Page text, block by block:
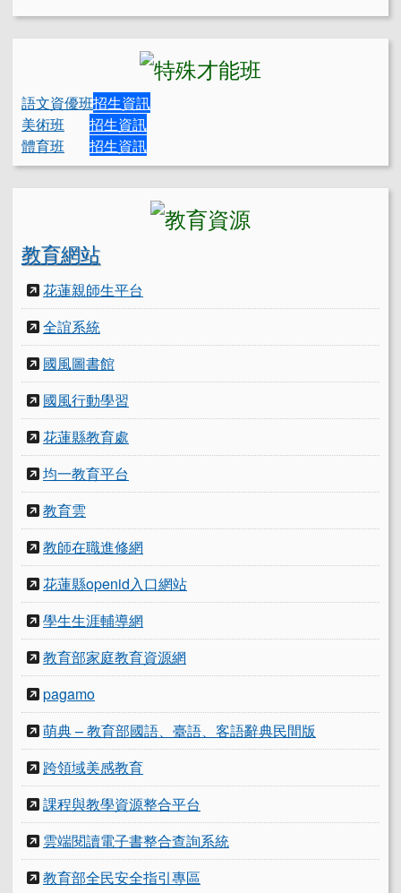
語文資優班招生資訊
美術班
招生資訊
體育班
招生資訊
教育網站
花蓮親師生平台
全誼系統
國風圖書館
國風行動學習
花蓮縣教育處
均一教育平台
教育雲
教師在職進修網
花蓮縣openid入口網站
學生生涯輔導網
教育部家庭教育資源網
pagamo
萌典 – 教育部國語、臺語、客語辭典民間版
跨領域美感教育
課程與教學資源整合平台
雲端閱讀電子書整合查詢系統
教育部全民安全指引專區